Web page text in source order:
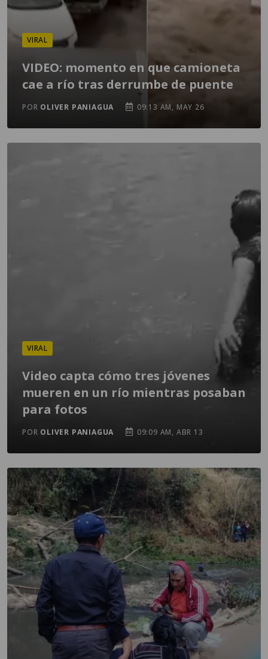
VIRAL
VIDEO: momento en que camioneta
cae a río tras derrumbe de puente
POR OLIVER PANIAGUA 09:13 AM, MAY 26
VIRAL
Video capta cómo tres jóvenes
mueren en un río mientras posaban
para fotos
POR OLIVER PANIAGUA 09:09 AM, ABR 13